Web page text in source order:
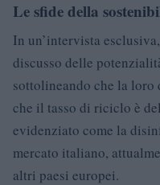
Le sfide della
In un’intervista
discusso delle
sottolineando che la loro
che il tasso di riciclo è
evidenziato come la
mercato italiano,
altri paesi europei.